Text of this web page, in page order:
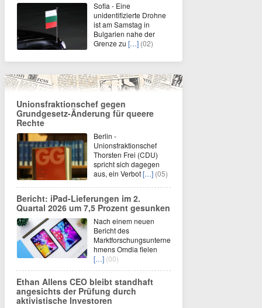
Sofia - Eine
unidentifizierte Drohne
ist am Samstag in
Bulgarien nahe der
Grenze zu […] (02)
Unionsfraktionschef gegen
Grundgesetz-Änderung für queere
Rechte
Berlin -
Unionsfraktionschef
Thorsten Frei (CDU)
spricht sich dagegen
aus, ein Verbot[…] (05)
Bericht: iPad-Lieferungen im 2.
Quartal 2026 um 7,5 Prozent gesunken
Nach einem neuen
Bericht des
Marktforschungsunterne
hmens Omdia fielen
[…] (00)
Ethan Allens CEO bleibt standhaft
angesichts der Prüfung durch
aktivistische Investoren